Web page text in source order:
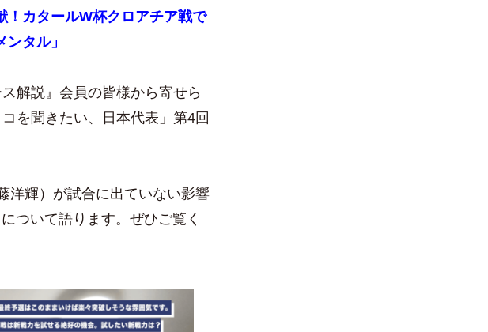
！カタールW杯クロアチア戦で
タル」
解説』会員の皆様から寄せら
を聞きたい、日本代表」第4回
洋輝）が試合に出ていない影響
ついて語ります。ぜひご覧く